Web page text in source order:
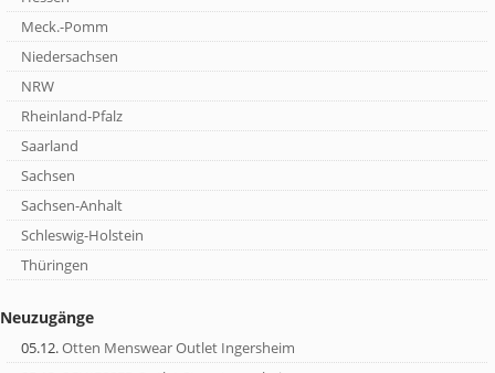
Meck.-Pomm
Niedersachsen
NRW
Rheinland-Pfalz
Saarland
Sachsen
Sachsen-Anhalt
Schleswig-Holstein
Thüringen
Neuzugänge
05.12.Otten Menswear Outlet Ingersheim